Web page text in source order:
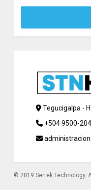
Tegucigalpa -
+504 9500-
© 2019 Sertek Technology.